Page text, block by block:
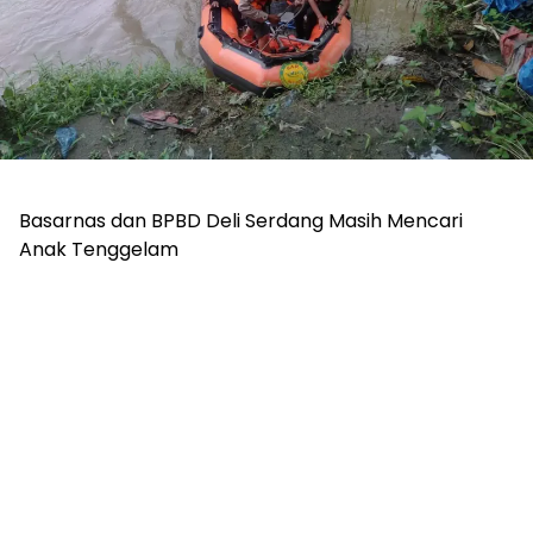
Basarnas dan BPBD Deli Serdang Masih Mencari
Anak Tenggelam